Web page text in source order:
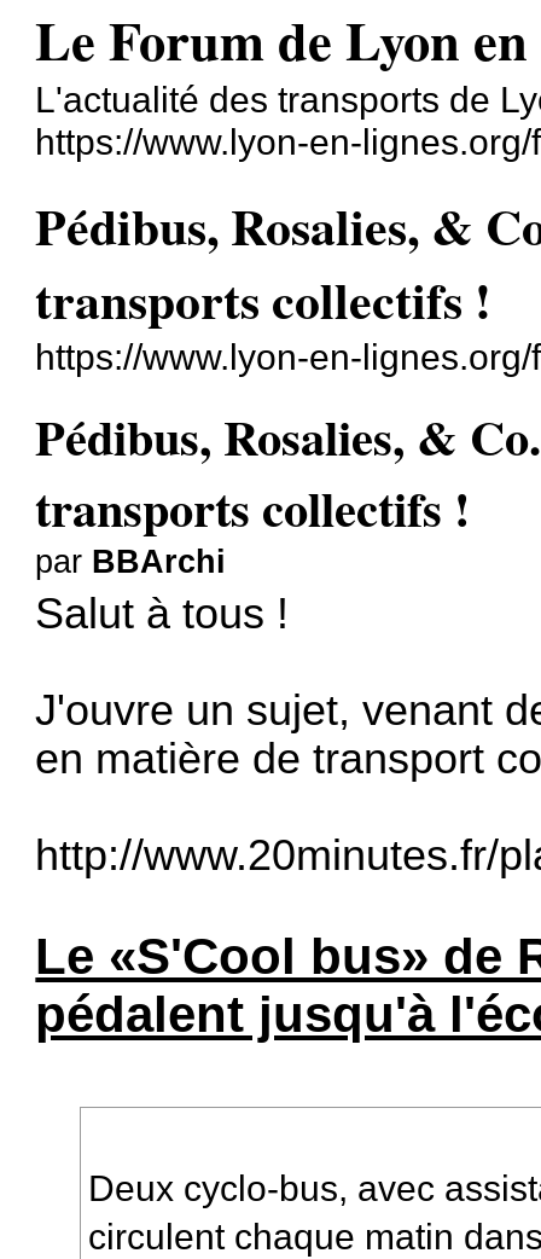
Le Forum de Lyon
L'actualité des transports de
https://www.lyon-en-
Pédibus, Rosalies, &
transports collectifs !
https://www.lyon-en-
Pédibus, Rosalies, &
transports collectifs !
par BBArchi
Salut à tous !
J'ouvre un sujet, venant
en matière de transport
http://www.20minutes.fr/
Le «S'Cool bus» de
pédalent jusqu'à
Deux cyclo-bus, avec
circulent chaque matin